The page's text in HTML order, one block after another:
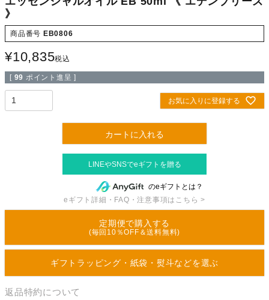
》
商品番号 EB0806
¥10,835税込
[ 99 ポイント進呈 ]
お気に入りに登録する
カートに入れる
のeギフトとは？
eギフト詳細・FAQ・注意事項はこちら >
定期便で購入する
(毎回10％OFF＆送料無料)
ギフトラッピング・紙袋・熨斗などを選ぶ
返品特約について